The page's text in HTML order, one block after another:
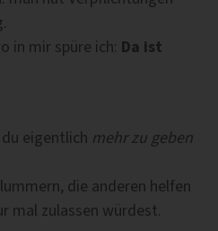
in mir spüre ich: Da ist
eigentlich mehr zu geben
die anderen helfen
mal zulassen würdest.